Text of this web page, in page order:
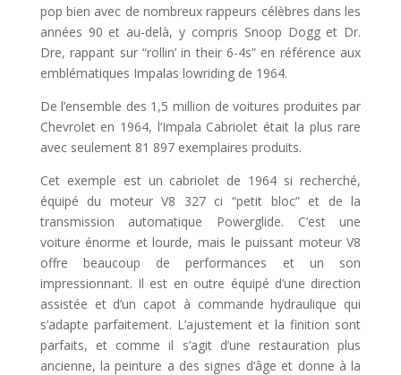
pop bien avec de nombreux rappeurs célèbres dans les
années 90 et au-delà, y compris Snoop Dogg et Dr.
Dre, rappant sur “rollin’ in their 6-4s” en référence aux
emblématiques Impalas lowriding de 1964.
De l’ensemble des 1,5 million de voitures produites par
Chevrolet en 1964, l’Impala Cabriolet était la plus rare
avec seulement 81 897 exemplaires produits.
Cet exemple est un cabriolet de 1964 si recherché,
équipé du moteur V8 327 ci “petit bloc” et de la
transmission automatique Powerglide. C’est une
voiture énorme et lourde, mais le puissant moteur V8
offre beaucoup de performances et un son
impressionnant. Il est en outre équipé d’une direction
assistée et d’un capot à commande hydraulique qui
s’adapte parfaitement. L’ajustement et la finition sont
parfaits, et comme il s’agit d’une restauration plus
ancienne, la peinture a des signes d’âge et donne à la